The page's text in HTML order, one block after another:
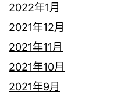
2022年1月
2021年12月
2021年11月
2021年10月
2021年9月